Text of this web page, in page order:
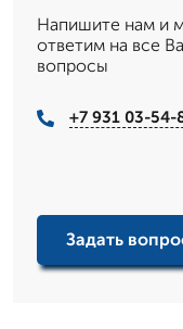
Напишите нам и
ответим на все
вопросы
+7 931 03-54-
Задать